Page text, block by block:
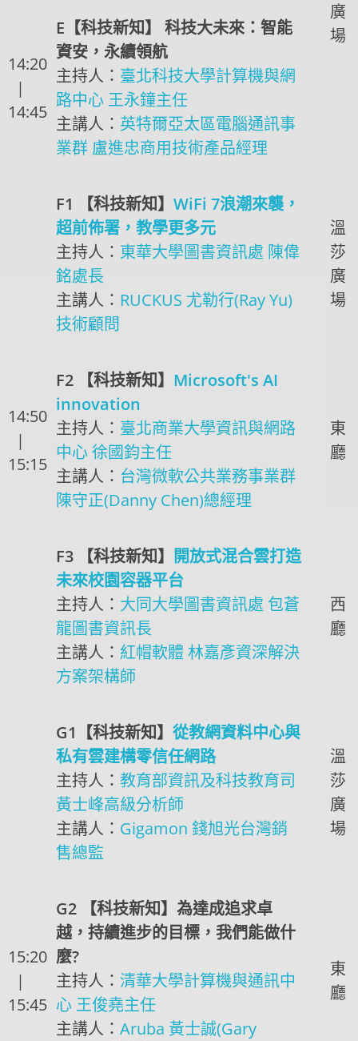
廣
場
14:20
|
14:45
E【科技新知】 科技大未來：智能
資安，永續領航
主持人： 臺北科技大學計算機與網
路中心 王永鐘主任
主講人： 英特爾亞太區電腦通訊事
業群 盧進忠商用技術產品經理
14:50
|
15:15
F1 【科技新知】 WiFi 7浪潮來襲，
超前佈署，教學更多元
主持人： 東華大學圖書資訊處 陳偉
銘處長
主講人： RUCKUS 尤勒行(Ray Yu)
技術顧問
溫
莎
廣
場
F2 【科技新知】 Microsoft's AI
innovation
主持人： 臺北商業大學資訊與網路
中心 徐國鈞主任
主講人： 台灣微軟公共業務事業群
陳守正(Danny Chen)總經理
東
廳
F3 【科技新知】
開放式混合雲打造
未來校園容器平台
主持人： 大同大學圖書資訊處 包蒼
龍圖書資訊長
主講人： 紅帽軟體 林嘉彥資深解決
方案架構師
西
廳
15:20
|
15:45
G1【科技新知】 從教網資料中心與
私有雲建構零信任網路
主持人： 教育部資訊及科技教育司
黃士峰高級分析師
主講人： Gigamon 錢旭光台灣銷
售總監
溫
莎
廣
場
G2 【科技新知】為達成追求卓
越，持續進步的目標，我們能做什
麼?
主持人： 清華大學計算機與通訊中
心 王俊堯主任
主講人： Aruba 黃士誠(Gary
東
廳